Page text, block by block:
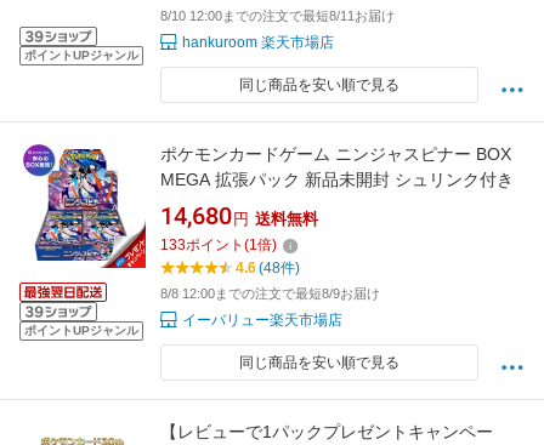
ポイントUPジャンル
8/10 12:00までの注文で最短8/11お届け
hankuroom 楽天市場店
同じ商品を安い順で見る
ポイントUPジャンル
ポケモンカードゲーム ニンジャスピナー BOX
MEGA 拡張パック 新品未開封 シュリンク付き
14,680 円 送料無料
133ポイント (1倍)
4.6(48件)
8/8 12:00までの注文で最短8/9お届け
イーバリュー楽天市場店
同じ商品を安い順で見る
【レビューで1パックプレゼントキャンペー